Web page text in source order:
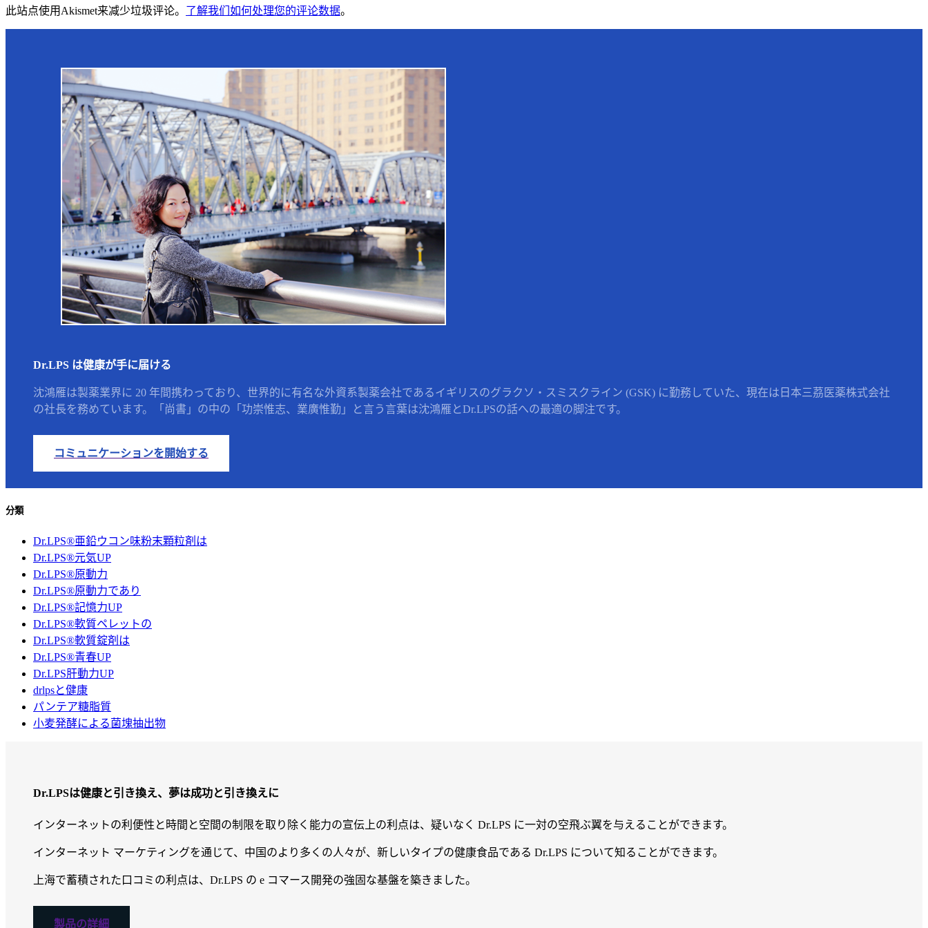
此站点使用Akismet来减少垃圾评论。 了解我们如何处理您的评论数据。
Dr.LPS は健康が手に届ける
沈鴻雁は製薬業界に 20 年間携わっており、世界的に有名な外資系製薬会社であるイギリスのグラクソ・スミスクライン (GSK) に勤務していた、現在は日本三茘医薬株式会社
の社長を務めています。「尚書」の中の「功崇惟志、業廣惟勤」と言う言葉は沈鴻雁とDr.LPSの話への最適の脚注です。
コミュニケーションを開始する
分類
Dr.LPS®亜鉛ウコン味粉末顆粒剤は
Dr.LPS®元気UP
Dr.LPS®原動力
Dr.LPS®原動力であり
Dr.LPS®記憶力UP
Dr.LPS®軟質ペレットの
Dr.LPS®軟質錠剤は
Dr.LPS®青春UP
Dr.LPS肝動力UP
drlpsと健康
パンテア糖脂質
小麦発酵による菌塊抽出物
Dr.LPSは健康と引き換え、夢は成功と引き換えに
インターネットの利便性と時間と空間の制限を取り除く能力の宣伝上の利点は、疑いなく Dr.LPS に一対の空飛ぶ翼を与えることができます。
インターネット マーケティングを通じて、中国のより多くの人々が、新しいタイプの健康食品である Dr.LPS について知ることができます。
上海で蓄積された口コミの利点は、Dr.LPS の e コマース開発の強固な基盤を築きました。
製品の詳細